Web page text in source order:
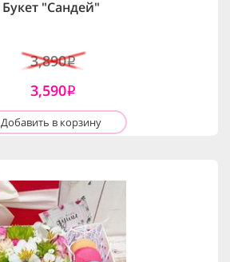
Букет "Сандей"
3,890i
3,590i
Добавить в корзину